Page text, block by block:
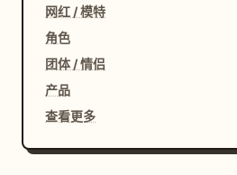
网红 / 模特
角色
团体 / 情侣
产品
查看更多